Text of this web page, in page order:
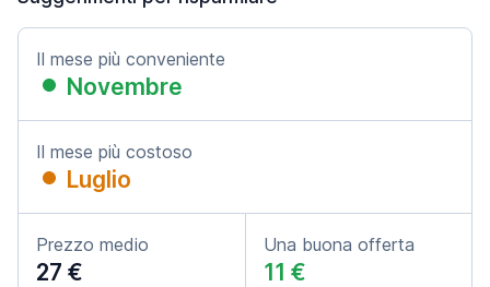
Il mese più conveniente
Novembre
Il mese più costoso
Luglio
Prezzo medio
27 €
Una buona offerta
11 €